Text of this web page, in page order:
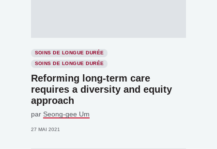
SOINS DE LONGUE DURÉE
SOINS DE LONGUE DURÉE
Reforming long-term care
requires a diversity and equity
approach
par Seong-gee Um
27 MAI 2021